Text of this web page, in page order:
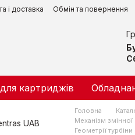
і доставка Обмін та повернення
картриджів
Головна
Механізм
Геометрії